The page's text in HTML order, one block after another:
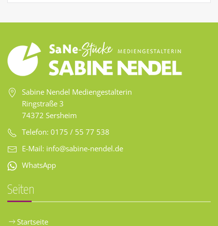
Sabine Nendel Mediengestalterin
Ringstraße 3
74372 Sersheim
Telefon: 0175 / 55 77 538
E-Mail: info@sabine-nendel.de
WhatsApp
Seiten
Startseite